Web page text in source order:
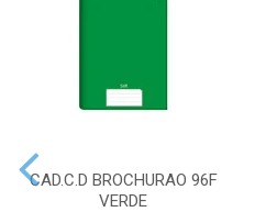
CAD.C.D BROCHURAO 96F
VERDE